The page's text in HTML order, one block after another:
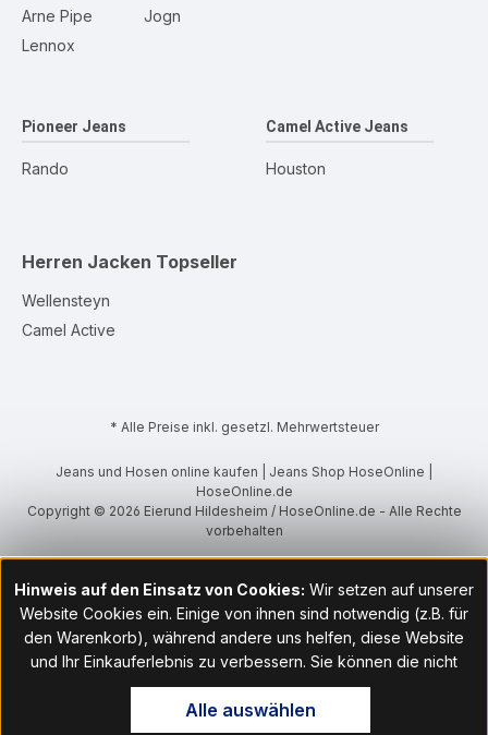
Arne Pipe
Lennox
Jogn
Pioneer Jeans
Rando
Camel Active Jeans
Houston
Herren Jacken Topseller
Wellensteyn
Camel Active
* Alle Preise inkl. gesetzl. Mehrwertsteuer
Jeans und Hosen online kaufen | Jeans Shop HoseOnline |
HoseOnline.de
Copyright © 2026 Eierund Hildesheim / HoseOnline.de - Alle Rechte
vorbehalten
Hinweis auf den Einsatz von Cookies: Wir setzen auf unserer
Website Cookies ein. Einige von ihnen sind notwendig (z.B. für
den Warenkorb), während andere uns helfen, diese Website
und Ihr Einkauferlebnis zu verbessern. Sie können die nicht
notwendigen Cookies mit Klick auf „OK“ akzeptieren oder per
Klick auf "Nur technisch notwendige akzeptieren" ablehnen. Den
Alle auswählen